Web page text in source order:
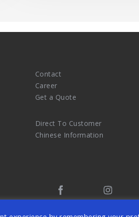
Contact
Career
Get a Quote
Direct To Customer
Chinese Information
Marketing Agency and eCommerce